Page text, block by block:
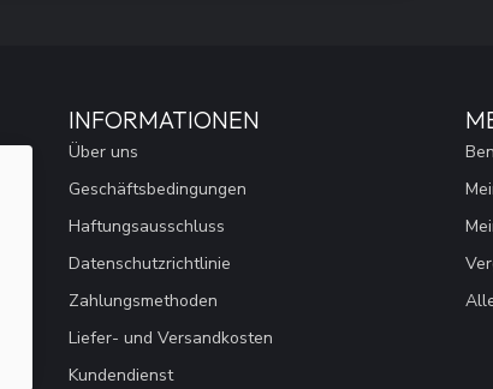
INFORMATIONEN
Über uns
Geschäftsbedingungen
Haftungsausschluss
Datenschutzrichtlinie
Zahlungsmethoden
Liefer- und Versandkosten
Kundendienst